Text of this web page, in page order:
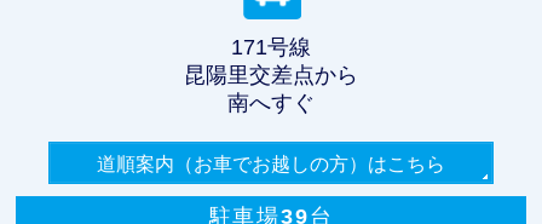
171号線
昆陽里交差点から
南へすぐ
道順案内（お車でお越しの方） はこちら
駐車場39台